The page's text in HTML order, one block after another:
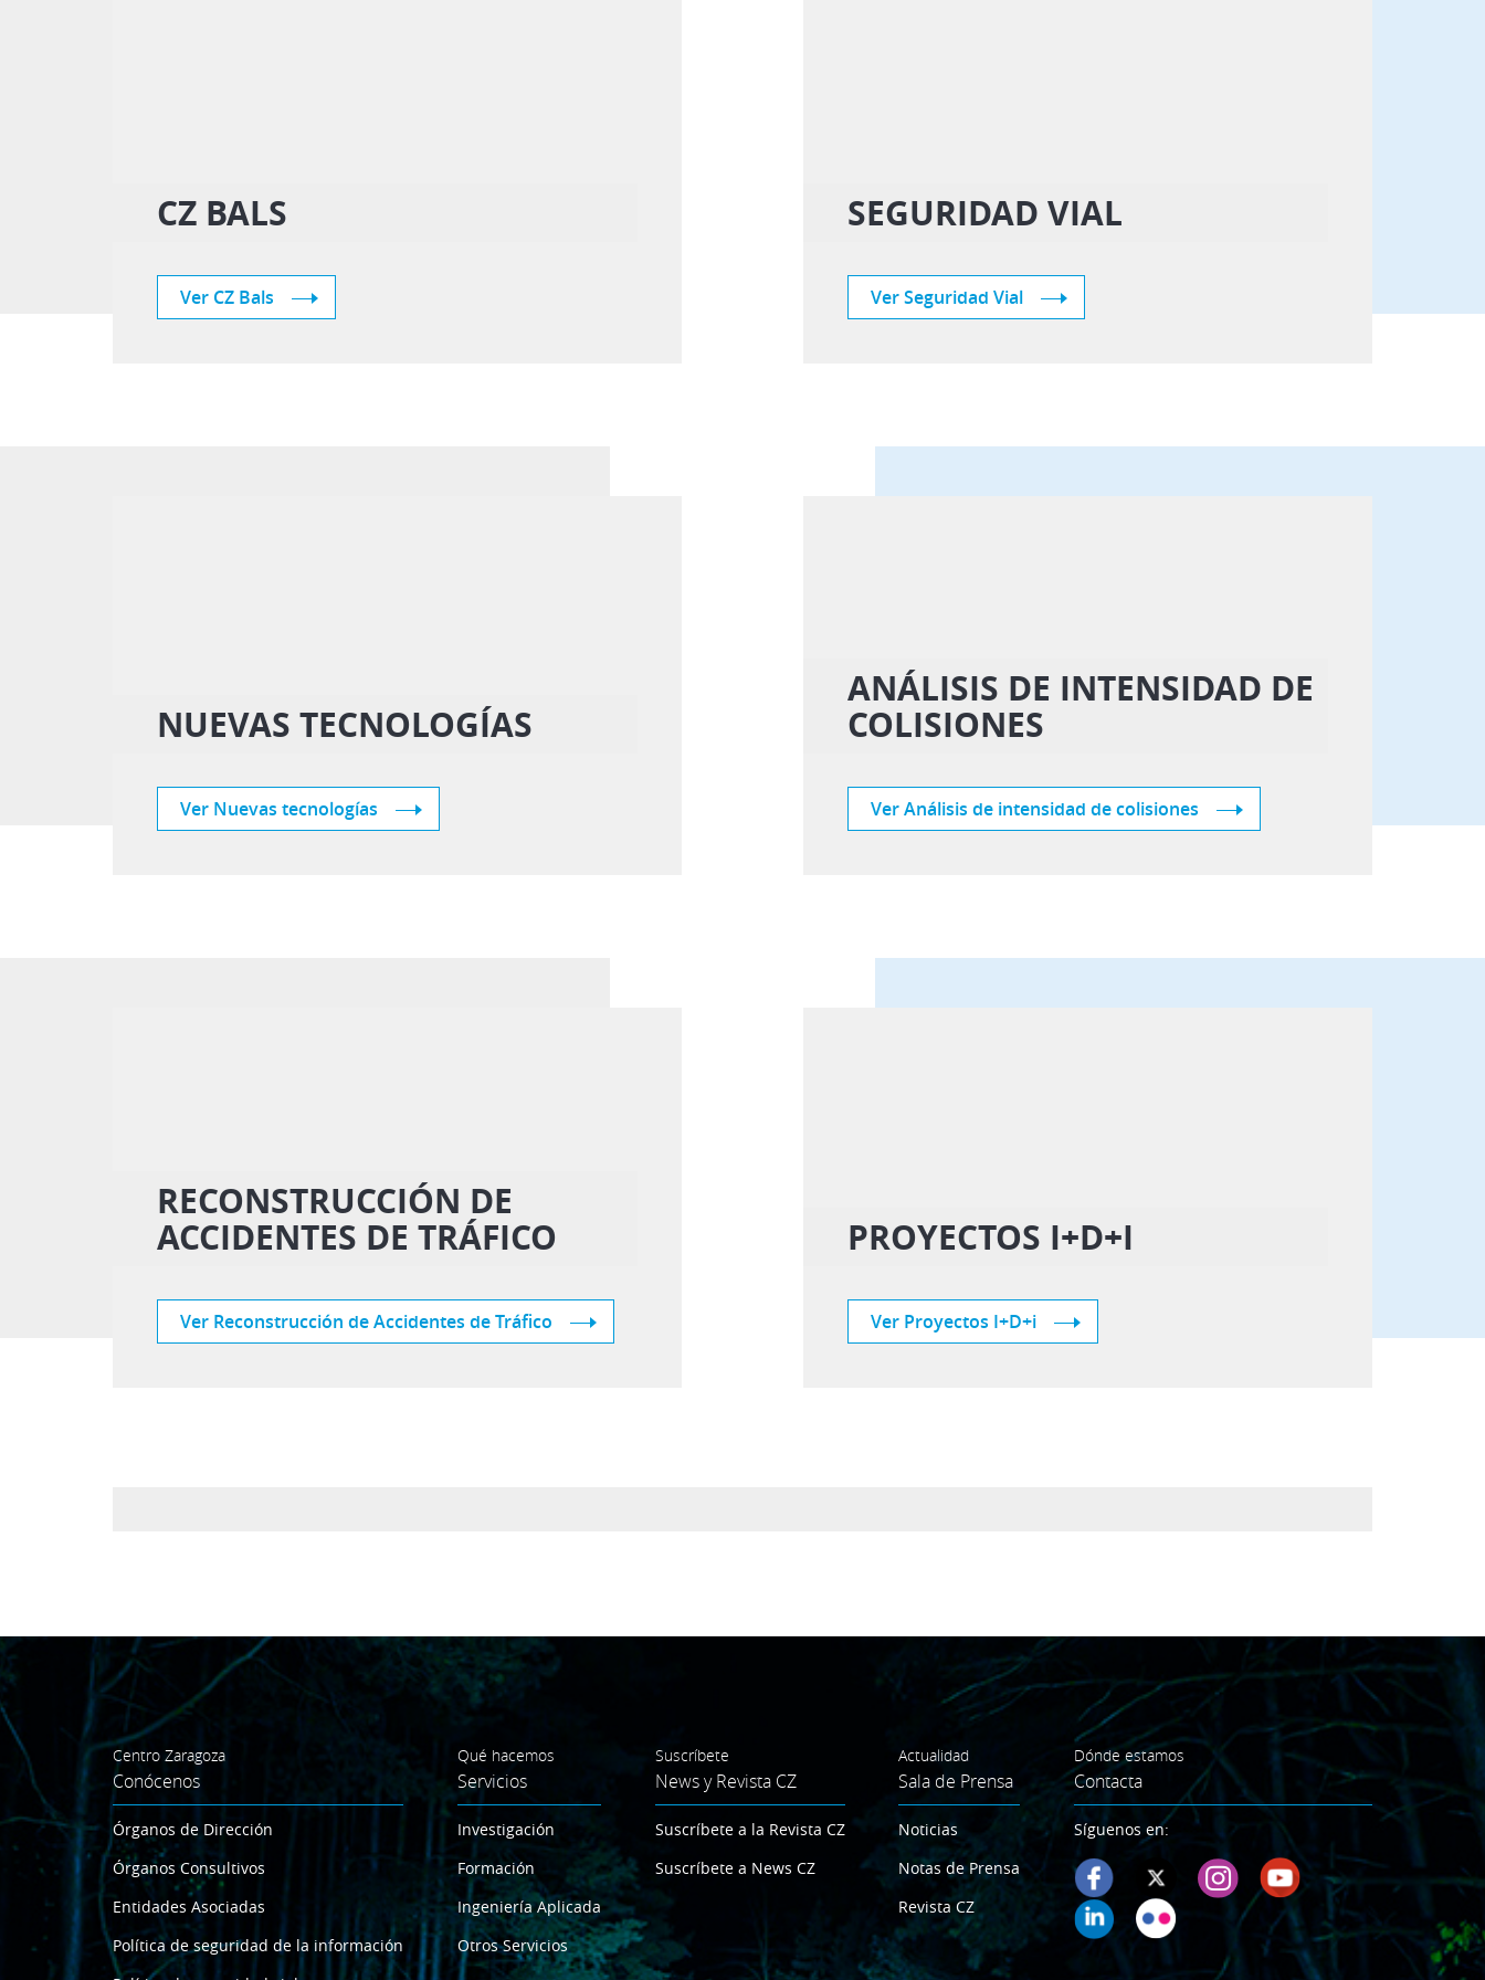
CZ BALS
Ver CZ Bals
SEGURIDAD VIAL
Ver Seguridad Vial
NUEVAS TECNOLOGÍAS
Ver Nuevas tecnologías
ANÁLISIS DE INTENSIDAD DE
COLISIONES
Ver Análisis de intensidad de colisiones
RECONSTRUCCIÓN DE
ACCIDENTES DE TRÁFICO
Ver Reconstrucción de Accidentes de Tráfico
PROYECTOS I+D+I
Ver Proyectos I+D+i
Centro Zaragoza
Conócenos
Órganos de Dirección
Órganos Consultivos
Entidades Asociadas
Política de seguridad de la información
Qué hacemos
Servicios
Investigación
Formación
Ingeniería Aplicada
Otros Servicios
Suscríbete
News y Revista CZ
Suscríbete a la Revista CZ
Suscríbete a News CZ
Actualidad
Sala de Prensa
Noticias
Notas de Prensa
Revista CZ
Dónde estamos
Contacta
Síguenos en: